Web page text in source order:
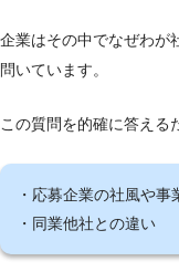
企業はその中でなぜわが
問いています。
この質問を的確に答える
・応募企業の社風や事
・同業他社との違い